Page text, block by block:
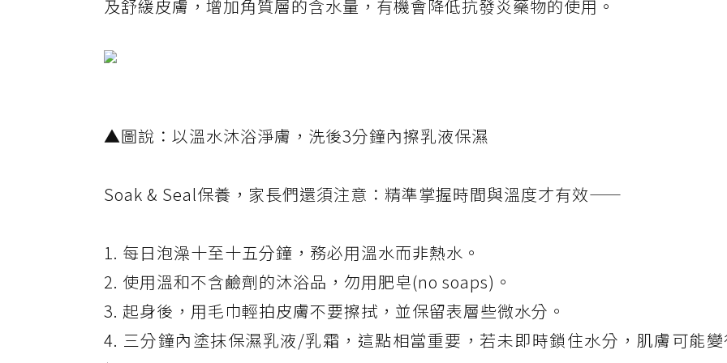
及舒緩皮膚，增加角質層的含水量，有機會降低抗發炎藥物的使用。
▲圖說：以溫水沐浴淨膚，洗後3分鐘內擦乳液保濕
Soak & Seal保養，家長們還須注意：精準掌握時間與溫度才有效——
1. 每日泡澡十至十五分鐘，務必用溫水而非熱水。
2. 使用溫和不含鹼劑的沐浴品，勿用肥皂(no soaps)。
3. 起身後，用毛巾輕拍皮膚不要擦拭，並保留表層些微水分。
4. 三分鐘內塗抹保濕乳液/乳霜，這點相當重要，若未即時鎖住水分，肌膚可能